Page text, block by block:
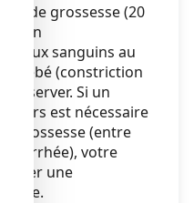
de grossesse (20
un
sanguins au
bébé (constriction
Si un
jours est nécessaire
grossesse (entre
votre
une